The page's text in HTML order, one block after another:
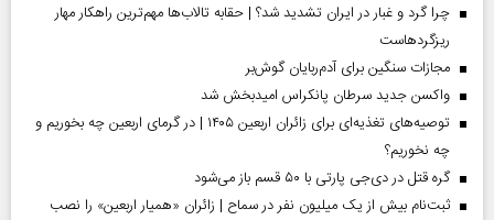
چرا گرد و غبار در ایران تشدید شد؟ | حقابه تالاب‌ها مهم‌ترین راهکار مهار
ریزگردهاست
مجازات سنگین برای آدم‌ربایان گوش‌بر
واکسن جدید سرطان پانکراس امیدبخش شد
توصیه‌های تغذیه‌ای برای زائران اربعین ۱۴۰۵ | در گرمای اربعین چه بخوریم و
چه نخوریم؟
گره قتل در دی‌جی پارتی با ۵۰ قسم باز می‌شود
ثبت‌نام بیش از یک میلیون نفر در سماح | زائران «همیار اربعین» را نصب